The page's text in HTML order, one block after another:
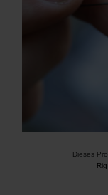
Dieses